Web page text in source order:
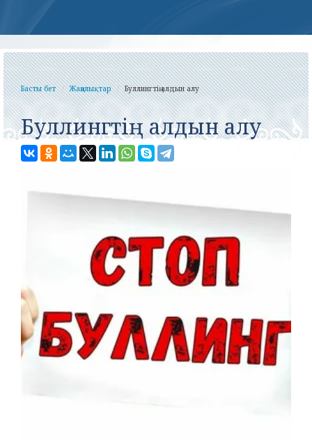
Басты бет Жаңалықтар Буллингтің алдын алу
Буллингтің алдын алу